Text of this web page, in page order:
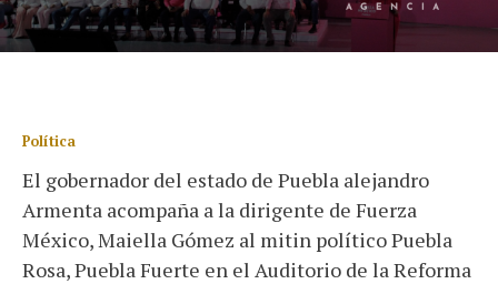
Política
El gobernador del estado de Puebla alejandro
Armenta acompaña a la dirigente de Fuerza
México, Maiella Gómez al mitin político Puebla
Rosa, Puebla Fuerte en el Auditorio de la Reforma